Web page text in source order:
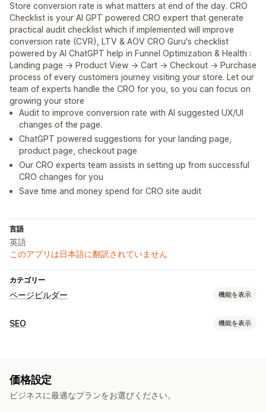
Store conversion rate is what matters at end of the day. CRO
Checklist is your AI GPT powered CRO expert that generate
practical audit checklist which if implemented will improve
conversion rate (CVR), LTV & AOV CRO Guru's checklist
powered by AI ChatGPT help in Funnel Optimization & Health :
Landing page → Product View → Cart → Checkout → Purchase
process of every customers journey visiting your store. Let our
team of experts handle the CRO for you, so you can focus on
growing your store
Audit to improve conversion rate with AI suggested UX/UI
changes of the page.
ChatGPT powered suggestions for your landing page,
product page, checkout page
Our CRO experts team assists in setting up from successful
CRO changes for you
Save time and money spend for CRO site audit
言語
英語
このアプリは日本語に翻訳されていません
カテゴリー
ページビルダー 機能を表示
ページの種類
AI生成 インサイトとヒント
SEO 機能を表示
パフォーマンスのモニタリング
価格設定
ビジネスに最適なプランをお選びください。